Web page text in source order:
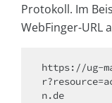
Protokoll. Im
WebFinger-URL
https://ug-
n.de